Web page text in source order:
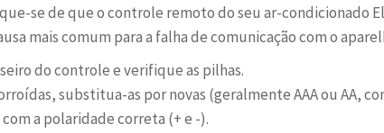
se de que o controle remoto do seu ar-condicionado
mais comum para a falha de comunicação com o
do controle e verifique as pilhas.
substitua-as por novas (geralmente AAA ou AA,
a polaridade correta (+ e -).